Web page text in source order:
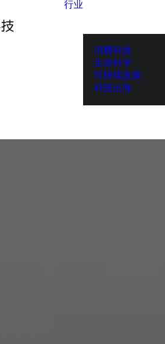
行业
消费科技
生命科学
可持续发展
科技出海